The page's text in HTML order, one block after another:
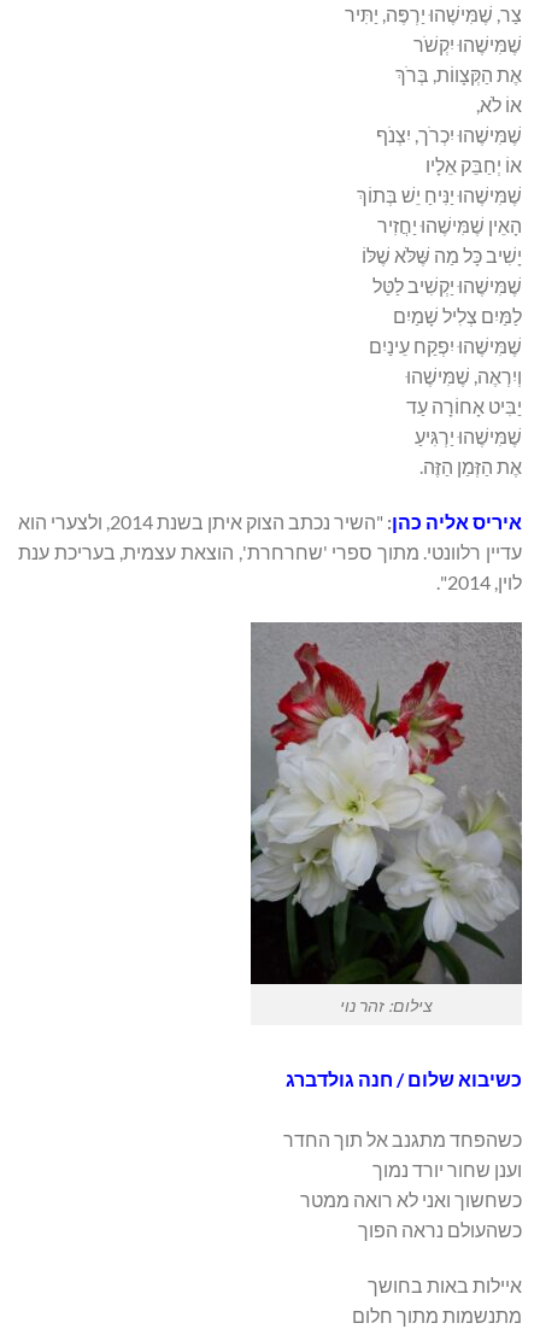
צַר, שֶׁמִּישֶׁהוּ יַרְפֶּה, יַתִּיר
שֶׁמִּישֶׁהוּ יִקְשֹׁר
אֶת הַקְּצָווֹת, בְּרֹךְ
אוֹ לֹא,
שֶׁמִּישֶׁהוּ יִכְרֹך, יִצְנֹף
אוֹ יְחַבֵּק אֵלָיו
שֶׁמִּישֶׁהוּ יַנִּיחַ יֵשׁ בְּתוֹךְ
הָאֵין שֶׁמִּישֶׁהוּ יַחֲזִיר
יָשִׁיב כָּל מַה שֶּׁלֹּא שֶׁלּוֹ
שֶׁמִּישֶׁהוּ יַקְשִׁיב לַטַּל
לַמַּיִם צְלִיל שָׁמַיִם
שֶׁמִּישֶׁהוּ יִפְקַח עֵינַיִם
וְיִרְאֶה, שֶׁמִּישֶׁהוּ
יַבִּיט אָחוֹרָה עַד
שֶׁמִּישֶׁהוּ יַרְגִּיעַ
אֶת הַזְּמַן הַזֶּה.
איריס אליה כהן:
"השיר נכתב הצוק איתן בשנת 2014, ולצערי הוא
עדיין רלוונטי. מתוך ספרי 'שחרחרת', הוצאת עצמית, בעריכת ענת
לוין, 2014".
צילום: זהר נוי
כשיבוא שלום / חנה גולדברג
כשהפחד מתגנב אל תוך החדר
וענן שחור יורד נמוך
כשחשוך ואני לא רואה ממטר
כשהעולם נראה הפוך
איילות באות בחושך
מתנשמות מתוך חלום